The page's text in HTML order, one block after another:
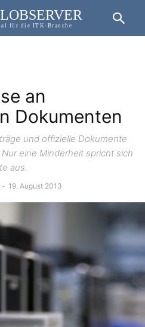
für die ITK-Branche
an
Dokumenten
und offizielle Dokumente
eine Minderheit spricht sich
aus.
- 19. August 2013